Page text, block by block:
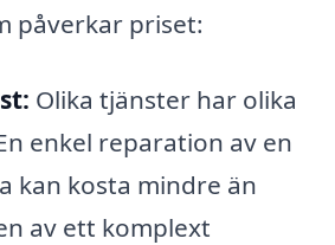
påverkar priset:
Olika tjänster har olika
enkel reparation av en
kan kosta mindre än
av ett komplext